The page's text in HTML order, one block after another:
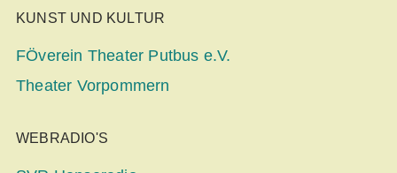
KUNST UND KULTUR
FÖverein Theater Putbus e.V.
Theater Vorpommern
WEBRADIO'S